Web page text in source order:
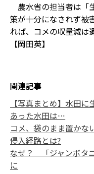
農水省の担当者は「
策が十分になされず被
れば、コメの収量減は
【岡田英】
関連記事
【写真まとめ】水田
あった水田は…
コメ、袋のまま置かな
侵入経路とは?
なぜ？ 「ジャンボタ
に